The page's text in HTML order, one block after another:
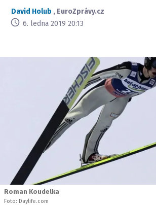
David Holub , EuroZprávy.cz
6. ledna 2019 20:13
Roman Koudelka
Foto: Daylife.com